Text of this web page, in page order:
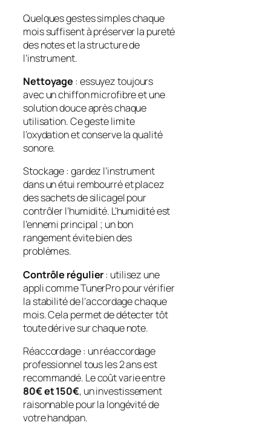
Quelques gestes simples chaque
mois suffisent à préserver la pureté
des notes et la structure de
l’instrument.
Nettoyage : essuyez toujours
avec un chiffon microfibre et une
solution douce après chaque
utilisation. Ce geste limite
l’oxydation et conserve laqualité
sonore.
Stockage : gardez l’instrument
dans un étui rembourré et placez
des sachets de silicagel pour
contrôler l’humidité. L’humidité est
l’ennemi principal ; un bon
rangement évite bien des
problèmes.
Contrôle régulier: utilisez une
appli comme TunerPro pour vérifier
la stabilité de l’accordage chaque
mois. Cela permet de détecter tôt
toute dérive sur chaque note.
Réaccordage : un réaccordage
professionnel tous les 2 ans est
recommandé. Le coût varie entre
80€ et 150€, un investissement
raisonnable pour la longévité de
votre handpan.